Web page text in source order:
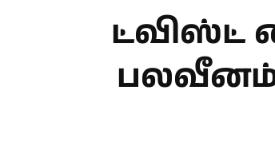
ட்விஸ்ட்
பலவீனம்!